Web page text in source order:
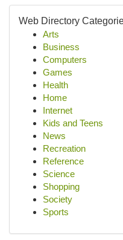
Web Directory
Arts
Business
Computers
Games
Health
Home
Internet
Kids and Teens
News
Recreation
Reference
Science
Shopping
Society
Sports